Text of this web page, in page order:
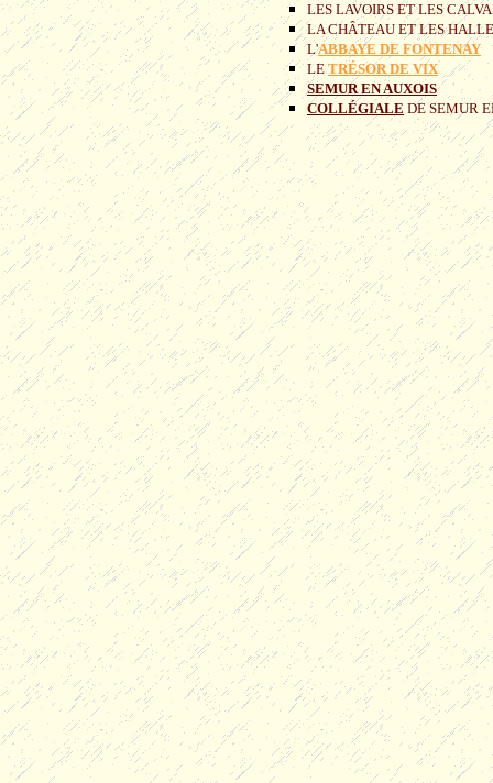
LES LAVOIRS ET LES
LA CHÂTEAU ET LES
L'ABBAYE DE FONTENAY
LETRÉSOR DE VIX
SEMUR EN AUXOIS
COLLÉGIALE DE SEMUR